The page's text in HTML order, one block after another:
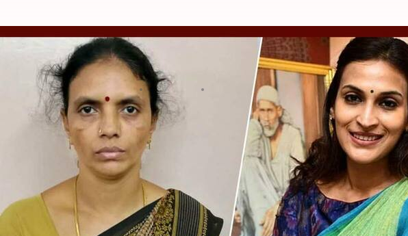
ஐஸ்வர்யா ரஜினிகாந்த் வீட்டில்
காவலில் எடுத்து விசாரிக்க திட்டம்
எழுதியவர் Venkatalakshmi V Mar 28, 2023
செய்தி முன்னோட்டம்
ஐஸ்வர்யா
ரஜினிகாந்த் வீட்டில் பல கோடி
எனலாம்.
இந்த வழக்கில் காவல்துறையினர், ஐஸ்வர்யா வீட்டில்
ஐஸ்வர்யா வீட்டில் இருந்து நகையை அவர்
ஐஸ்வர்யாவின் டிரைவரான வெங்கடேசனுடன்